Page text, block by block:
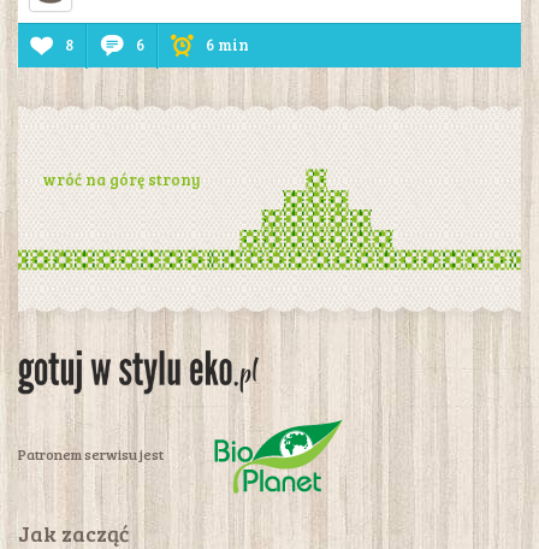
8 6 6 min
wróć na górę strony
Patronem serwisu jest
Jak zacząć